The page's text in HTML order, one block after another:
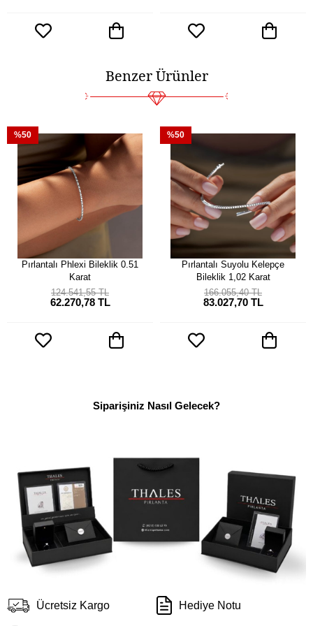
Benzer Ürünler
Pırlantalı Phlexi Bileklik 0.51
Karat
62.270,78 TL
124.541,55 TL
%50
Pırlantalı Suyolu Kelepçe
Bileklik 1,02 Karat
83.027,70 TL
166.055,40 TL
%50
Siparişiniz Nasıl Gelecek?
Ücretsiz Kargo Hediye Notu